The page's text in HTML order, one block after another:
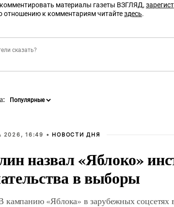
материалы газеты ВЗГЛЯД,
отношению к комментариям читайтездесь.
2026, 16:49 • НОВОСТИ ДНЯ
назвал «Яблоко»
в выборы
кампанию «Яблока» в зарубежных